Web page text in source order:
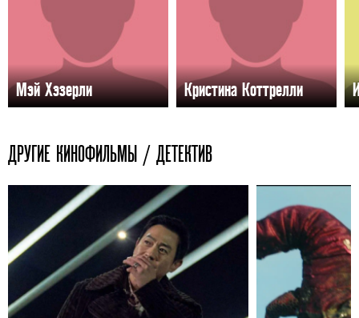
Мэй Хэзерли Кристина Коттрелли
ДРУГИЕ КИНОФИЛЬМЫ / ДЕТЕКТИВ